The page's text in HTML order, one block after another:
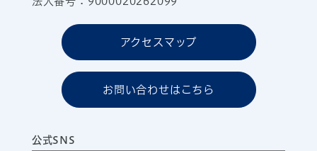
アクセスマップ
お問い合わせはこちら
公式SNS